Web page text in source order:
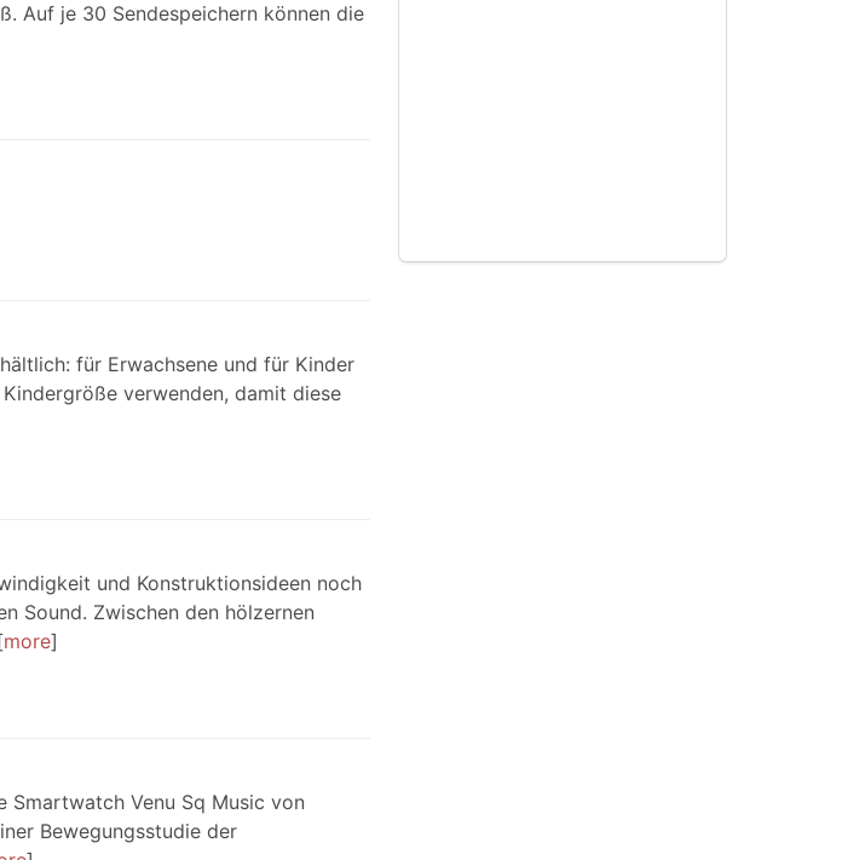
Auf je 30 Sendespeichern können die
für Erwachsene und für Kinder
verwenden, damit diese
und Konstruktionsideen noch
Sound. Zwischen den hölzernen
more
Smartwatch Venu Sq Music von
Bewegungsstudie der